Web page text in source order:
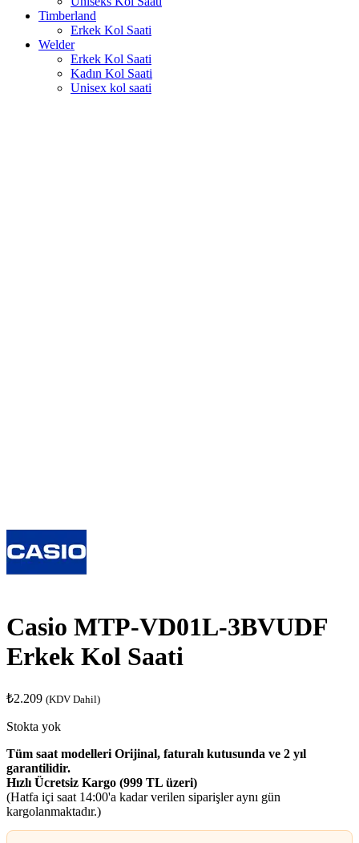
Timberland
Erkek Kol Saati
Welder
Erkek Kol Saati
Kadın Kol Saati
Unisex kol saati
Casio MTP-VD01L-3BVUDF
Erkek Kol Saati
₺2.209 (KDV Dahil)
Stokta yok
Tüm saat modelleri Orijinal, faturalı kutusunda ve 2 yıl
garantilidir.
Hızlı Ücretsiz Kargo (999 TL üzeri)
(Hatfa içi saat 14:00'a kadar verilen siparişler aynı gün
kargolanmaktadır.)